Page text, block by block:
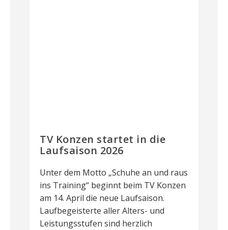
TV Konzen startet in die
Laufsaison 2026
Unter dem Motto „Schuhe an und raus
ins Training“ beginnt beim TV Konzen
am 14. April die neue Laufsaison.
Laufbegeisterte aller Alters- und
Leistungsstufen sind herzlich